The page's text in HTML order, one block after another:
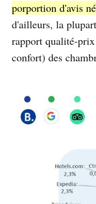
porportion d'avis
d'ailleurs, la
rapport qualité-
confort) des